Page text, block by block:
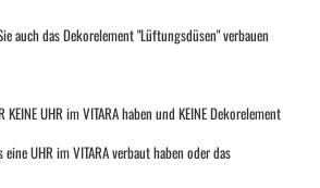
auch das Dekorelement "Lüftungsdüsen" verbauen
UHR im VITARA haben und KEINE Dekorelement
UHR im VITARA verbaut haben oder das